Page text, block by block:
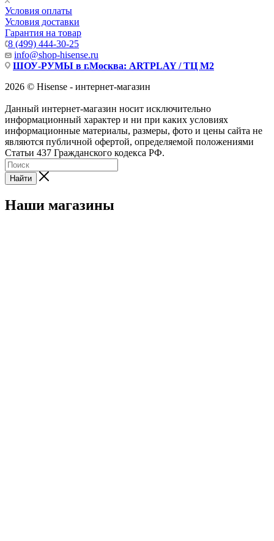
Условия оплаты
Условия доставки
Гарантия на товар
8 (499) 444-30-25
info@shop-hisense.ru
ШОУ-РУМЫ в г.Москва: ARTPLAY / ТЦ М2
2026 © Hisense - интернет-магазин
Данный интернет-магазин носит исключительно
информационный характер и ни при каких условиях
информационные материалы, размеры, фото и цены сайта не
являются публичной офертой, определяемой положениями
Статьи 437 Гражданского кодекса РФ.
Найти
Наши магазины